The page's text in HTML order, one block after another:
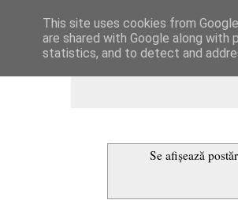
Dulcegarii
Se afișează
This site uses cookies from
are shared with Google along
statistics, and to detect and